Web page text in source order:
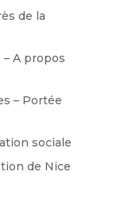
de la
A propos
– Portée
sociale
de Nice